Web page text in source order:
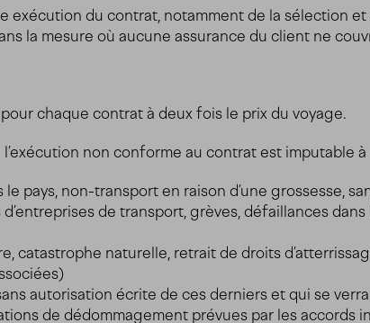
exécution du contrat, notamment de la sélection
la mesure où aucune assurance du client ne
chaque contrat à deux fois le prix du voyage.
non conforme au contrat est imputable à
pays, non-transport en raison d’une grossesse,
de transport, grèves, défaillances
naturelle, retrait de droits
autorisation écrite de ces derniers et qui se
de dédommagement prévues par les accords